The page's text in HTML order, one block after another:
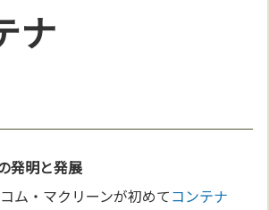
ナ
発明と発展
ム・マクリーンが初めてコンテナ